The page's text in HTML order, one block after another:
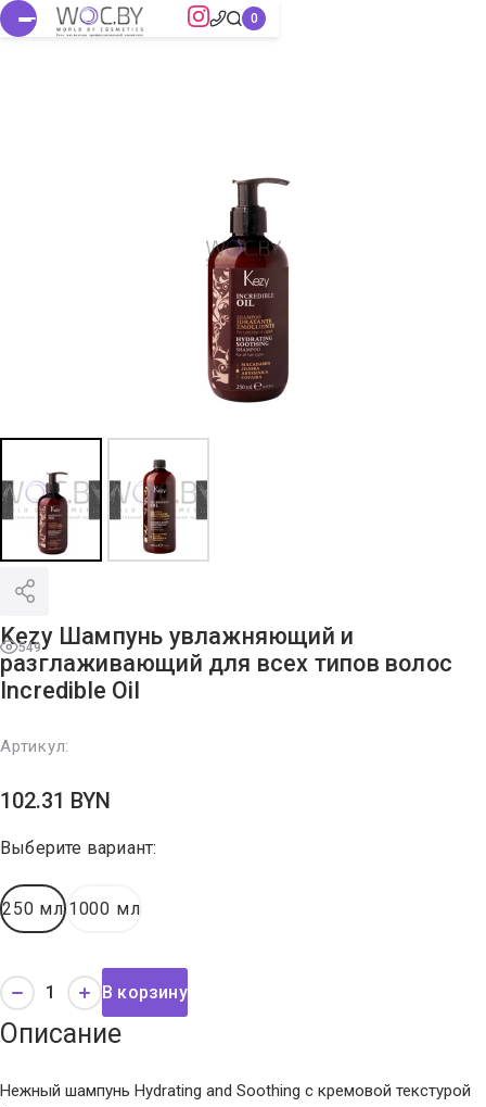
549
Kezy Шампунь увлажняющий и
разглаживающий для всех типов волос
Incredible Oil
Артикул:
102.31 BYN
Выберите вариант:
250 мл 1000 мл
В корзину
Описание
Нежный шампунь Hydrating and Soothing с кремовой текстурой